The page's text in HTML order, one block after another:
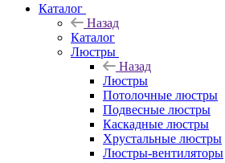
Каталог
Назад
Каталог
Люстры
Назад
Люстры
Потолочные люстры
Подвесные люстры
Каскадные люстры
Хрустальные люстры
Люстры-вентиляторы